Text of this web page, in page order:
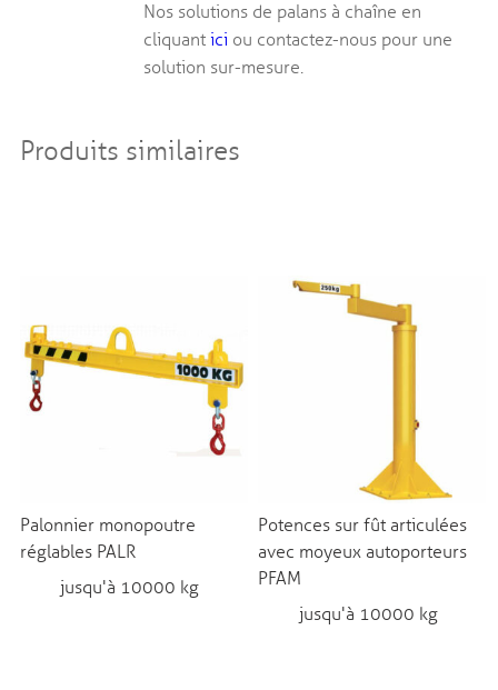
Nos solutions de palans à chaîne en
cliquantici ou contactez-nous pour une
solution sur-mesure.
Produits similaires
Palonnier monopoutre
réglables PALR
jusqu'à 10000 kg
Potences sur fût articulées
avec moyeux autoporteurs
PFAM
jusqu'à 10000 kg